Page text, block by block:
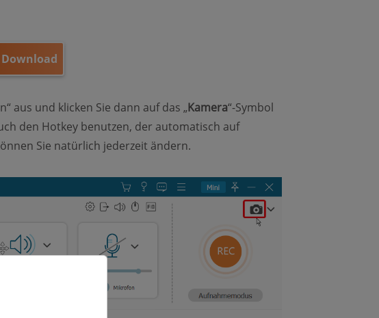
aus und klicken Sie dann auf das „Kamera“-Symbol
den Hotkey benutzen, der automatisch auf
Sie natürlich jederzeit ändern.